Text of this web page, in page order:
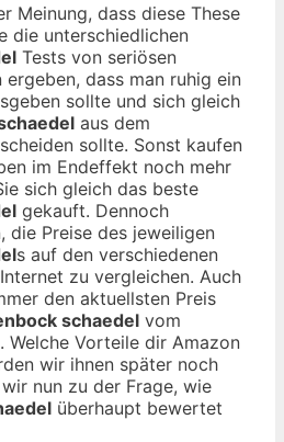
Meinung, dass diese These
die unterschiedlichen
Tests von seriösen
dass man ruhig ein
sollte und sich gleich
aus dem
sollte. Sonst kaufen
im Endeffekt noch mehr
sich gleich das beste
gekauft. Dennoch
die Preise des jeweiligen
s auf den verschiedenen
zu vergleichen. Auch
den aktuellsten Preis
schaedel vom
Welche Vorteile dir Amazon
wir ihnen später noch
nun zu der Frage, wie
überhaupt bewertet